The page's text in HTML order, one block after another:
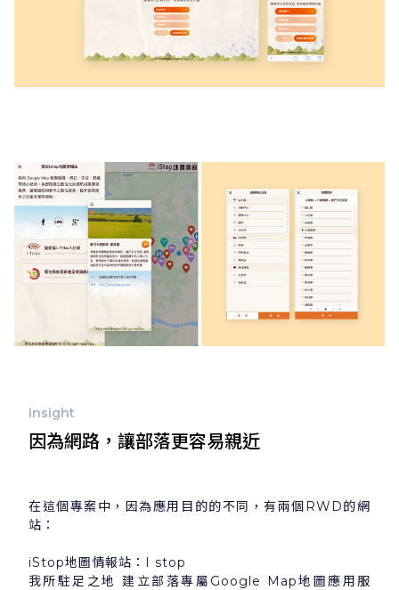
Insight
因為網路，讓部落更容易親近
在這個專案中，因為應用目的的不同，有兩個RWD的網
站：
iStop地圖情報站：I stop
我所駐足之地 建立部落專屬Google Map地圖應用服